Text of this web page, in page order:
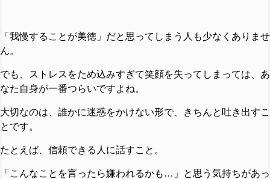
「我慢することが美徳」だと思ってしまう人も少なくありませ
ん。
でも、ストレスをため込みすぎて笑顔を失ってしまっては、あ
なた自身が一番つらいですよね。
大切なのは、誰かに迷惑をかけない形で、きちんと吐き出すこ
とです。
たとえば、信頼できる人に話すこと。
「こんなことを言ったら嫌われるかも…」と思う気持ちがあっ